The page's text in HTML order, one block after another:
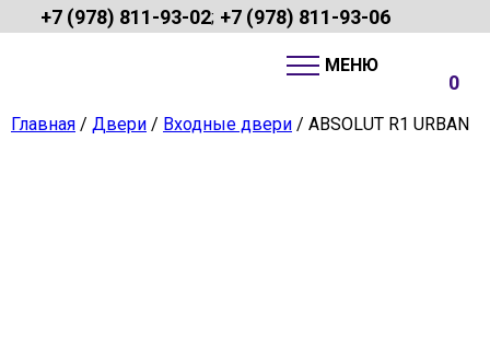
+7 (978) 811-93-02; +7 (978) 811-93-06
0
Главная / Двери / Входные двери / ABSOLUT R1 URBAN